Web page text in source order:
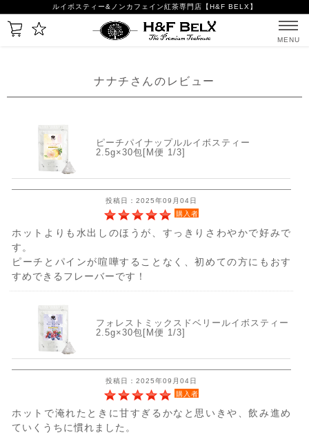
ルイボスティー&ノンカフェイン紅茶専門店【H&F BELX】
MENU
ナナチさんのレビュー
ピーチパイナップルルイボスティー
2.5g×30包[M便 1/3]
投稿日：2025年09月04日
購入者
ホットよりも水出しのほうが、すっきりさわやかで好みで
す。
ピーチとパインが喧嘩することなく、初めての方にもおす
すめできるフレーバーです！
フォレストミックスドベリールイボスティー
2.5g×30包[M便 1/3]
投稿日：2025年09月04日
購入者
ホットで淹れたときに甘すぎるかなと思いきや、飲み進め
ていくうちに慣れました。